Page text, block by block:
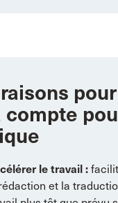
compte
le travail :
et la